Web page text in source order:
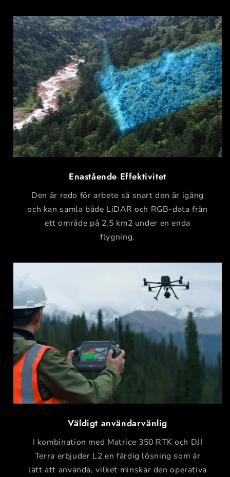
Enastående Effektivitet
Den är redo för arbete så snart den är igång
och kan samla både LiDAR och RGB-data från
ett område på 2,5 km2 under en enda
flygning.
Väldigt användarvänlig
I kombination med Matrice 350 RTK och DJI
Terra erbjuder L2 en färdig lösning som är
lätt att använda, vilket minskar den operativa